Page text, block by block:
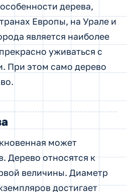
дерева,
Европы, на Урале и
является наиболее
уживаться с
При этом само дерево
может
Дерево относятся к
величины. Диаметр
достигает